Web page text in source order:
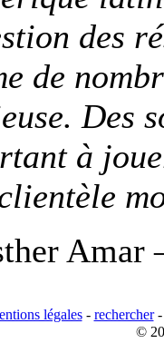
des
de
Des
à
Amar
légales- rechercher
©